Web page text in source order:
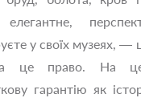
елегантне,
у своїх музеях, —
це право. На
гарантію як